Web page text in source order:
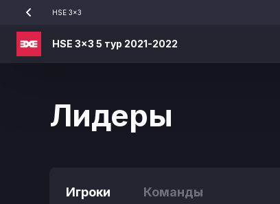
HSE 3x3
HSE 3x3 5 тур 2021-2022
Лидеры
Игроки Команды